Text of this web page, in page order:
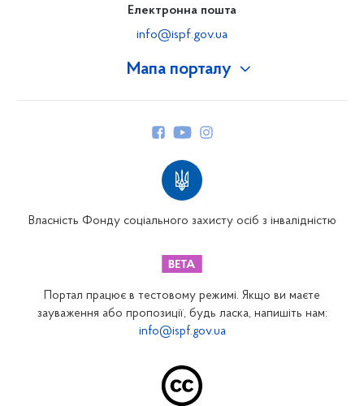
Мапа порталу
Закарпатське відділення
Запорізьке відділення
Електронна пошта
info@ispf.gov.ua
Власність Фонду соціального захисту осіб з інвалідністю
Портал працює в тестовому режимі. Якщо ви маєте
зауваження або пропозиції, будь ласка, напишіть нам:
info@ispf.gov.ua